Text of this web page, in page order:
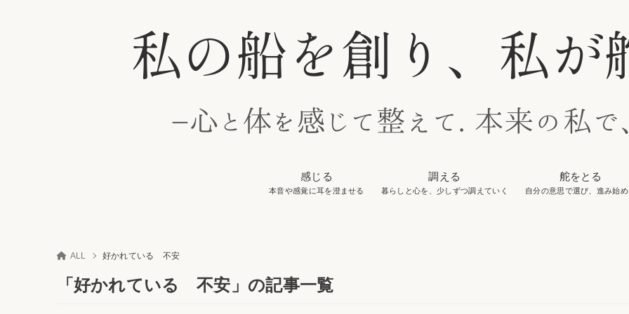
感じる
本音や感覚に耳を澄ませる
調える
暮らしと心を、少しずつ調えていく
舵をとる
自分の意思で選び、進み始
ALL 好かれている 不安
「好かれている 不安」の記事一覧